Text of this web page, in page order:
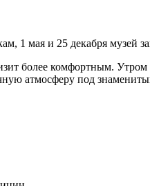
1 мая и 25 декабря музей
более комфортным.
атмосферу под